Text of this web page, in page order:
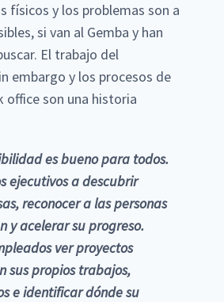
físicos y los problemas son a
si van al Gemba y han
El trabajo del
embargo y los procesos de
office son una historia
es bueno para todos.
ejecutivos a descubrir
reconocer a las personas
y acelerar su progreso.
ver proyectos
sus propios trabajos,
e identificar dónde su